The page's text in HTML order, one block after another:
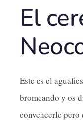
El
Este es el
bromeando y os
convencerle pero